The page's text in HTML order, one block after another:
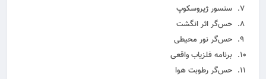
سنسور ژیروسکوپ
حس‌گر اثر انگشت
حس‌گر نور محیطی
برنامه فلزیاب واقعی
حس‌گر رطوبت هوا